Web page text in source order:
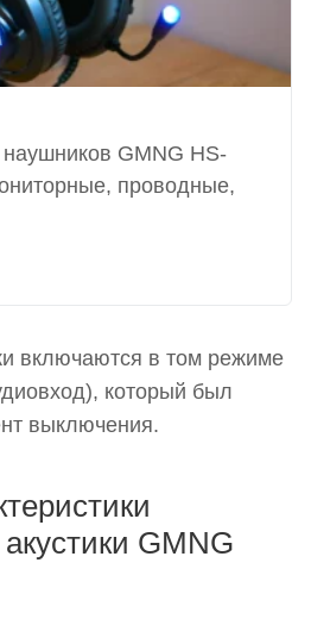
GMNG HS-
проводные,
включаются в том режиме
который был
выключения.
GMNG